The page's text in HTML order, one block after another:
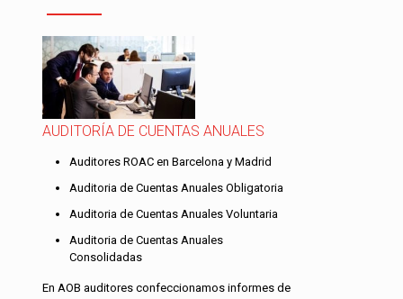
AUDITORÍA DE CUENTAS ANUALES
Auditores ROAC en Barcelona y Madrid
Auditoria de Cuentas Anuales Obligatoria
Auditoria de Cuentas Anuales Voluntaria
Auditoria de Cuentas Anuales
Consolidadas
En AOB auditores confeccionamos informes de